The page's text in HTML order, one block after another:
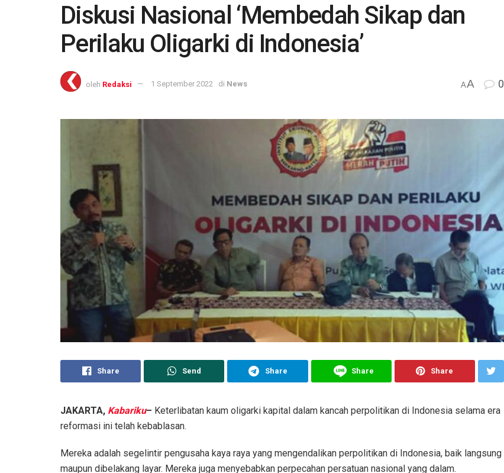
Diskusi Nasional ‘Membedah Sikap dan
Perilaku Oligarki di Indonesia’
oleh Redaksi 1 September 2022 di News AA 0
Share Send Share Share Share
JAKARTA, Kabariku– Keterlibatan kaum oligarki kapital dalam kancah perpolitikan di Indonesia selama era
reformasi ini telah kebablasan.
Mereka adalah segelintir pengusaha kaya raya yang mengendalikan perpolitikan di Indonesia, baik langsung
maupun dibelakang layar. Mereka juga menyebabkan perpecahan persatuan nasional yang dalam.